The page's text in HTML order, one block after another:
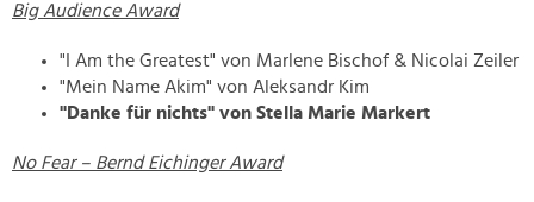
Big Audience Award
"I Am the Greatest" von Marlene Bischof & Nicolai Zeiler
"Mein Name Akim" von Aleksandr Kim
"Danke für nichts" von Stella Marie Markert
No Fear – Bernd Eichinger Award